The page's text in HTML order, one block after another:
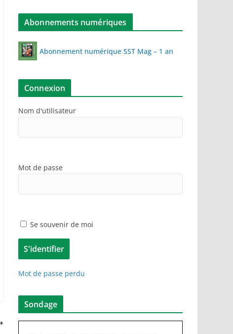
Abonnements numériques
Abonnement numérique SST Mag – 1 an
Connexion
Nom d'utilisateur
Mot de passe
Se souvenir de moi
Mot de passe perdu
Sondage